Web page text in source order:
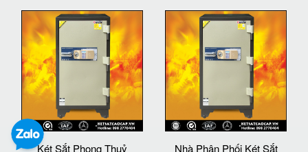
Két Sắt Phong Thuỷ
Nhà Phân Phối Két Sắt